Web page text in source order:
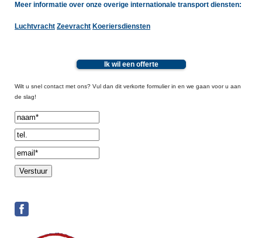
Meer informatie over onze overige internationale transport diensten:
Luchtvracht Zeevracht Koeriersdiensten
Ik wil een offerte
Wilt u snel contact met ons? Vul dan dit verkorte formulier in en we gaan voor u aan
de slag!
Spamcheck: